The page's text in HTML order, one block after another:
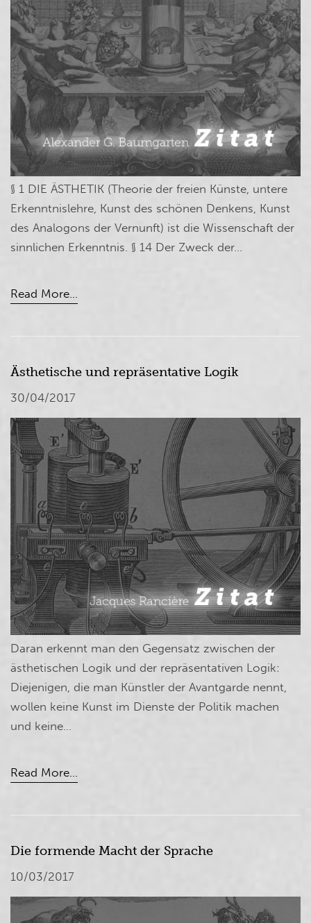
§ 1 DIE ÄSTHETIK (Theorie der freien Künste, untere
Erkenntnislehre, Kunst des schönen Denkens, Kunst
des Analogons der Vernunft) ist die Wissenschaft der
sinnlichen Erkenntnis. § 14 Der Zweck der...
Read More...
Ästhetische und repräsentative Logik
30/04/2017
Daran erkennt man den Gegensatz zwischen der
ästhetischen Logik und der repräsentativen Logik:
Diejenigen, die man Künstler der Avantgarde nennt,
wollen keine Kunst im Dienste der Politik machen
und keine...
Read More...
Die formende Macht der Sprache
10/03/2017